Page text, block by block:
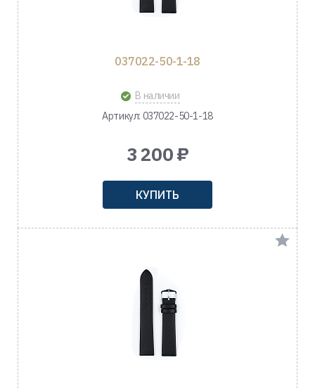
037022-50-1-18
В наличии
Артикул: 037022-50-1-18
3 200 ₽
КУПИТЬ